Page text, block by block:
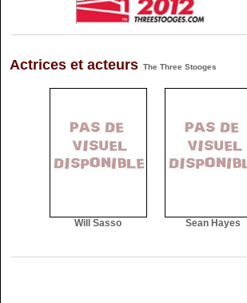
Actrices et acteurs The Three Stooges
Will Sasso Sean Hayes